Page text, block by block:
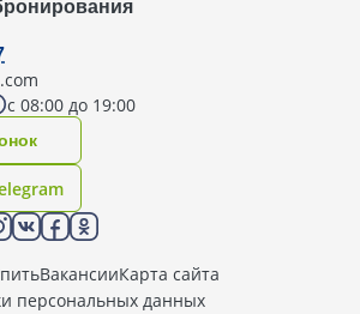
с 08:00 до 19:00
ВакансииКарта сайта
персональных данных